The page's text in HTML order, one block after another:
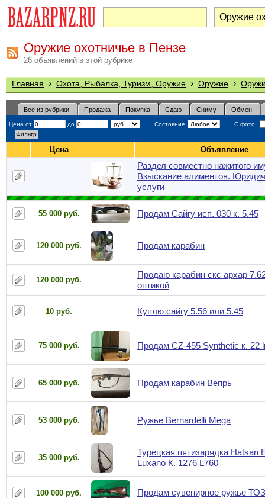
Оружие охотничье в Пензе
26 объявлений в этой рубрике
Главная › Охота, Рыбалка, Туризм, Оружие › Оружие ›
Все из рубрики Продажа Покупка Сдаю Сниму Обмен
Цена от до Состояние С фото
Цена Объявление
Раздел совместно нажитого
Взыскание алиментов.
услуги
55 000 руб. Продам Сайгу исп. 030 к. 5.45
120 000 руб. Продам карабин
120 000 руб.
Продаю карабин скс архар
оптикой
10 руб. Куплю сайгу 5.56 или 5.45
75 000 руб. Продам CZ-455 Synthetic к. 22
65 000 руб. Продам карабин Вепрь
53 000 руб. Ружье Bernardelli Mega
35 000 руб.
Турецкая пятизарядка Hatsan
Luxano К. 1276 L760
100 000 руб. Продам сувенирное ружье